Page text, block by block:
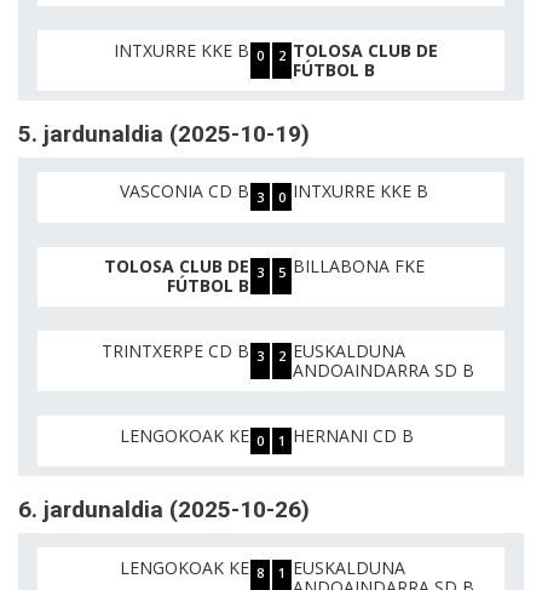
INTXURRE KKE B 0 2 TOLOSA CLUB DE
FÚTBOL B
5. jardunaldia (2025-10-19)
VASCONIA CD B 3 0 INTXURRE KKE B
TOLOSA CLUB DE
FÚTBOL B
3 5 BILLABONA FKE
TRINTXERPE CD B 3 2 EUSKALDUNA
ANDOAINDARRA SD B
LENGOKOAK KE 0 1 HERNANI CD B
6. jardunaldia (2025-10-26)
LENGOKOAK KE 8 1 EUSKALDUNA